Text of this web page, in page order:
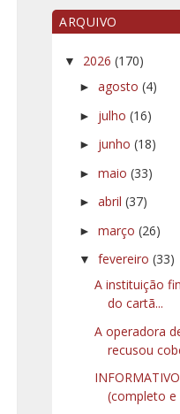
ARQUIVO
▼ 2026 (170)
► agosto (4)
► julho (16)
► junho (18)
► maio (33)
► abril (37)
► março (26)
▼ fevereiro (33)
A instituição
do cartã...
A operadora
recusou
(completo e